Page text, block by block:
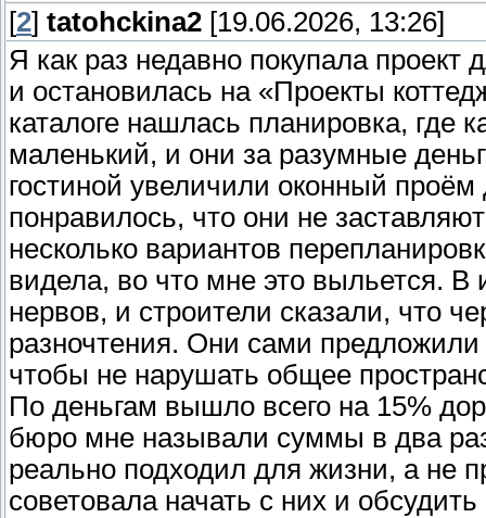
[2] tatohckina2 [19.06.2026, 13:26]
Я как раз недавно покупала
и остановилась на «Проекты
каталоге нашлась планировка, где
маленький, и они за разумные
гостиной увеличили оконный
понравилось, что они не
несколько вариантов
видела, во что мне это выльется. В
нервов, и строители сказали, что
разночтения. Они сами предложили
чтобы не нарушать общее
По деньгам вышло всего на 15%
бюро мне называли суммы в два
реально подходил для жизни, а не
советовала начать с них и